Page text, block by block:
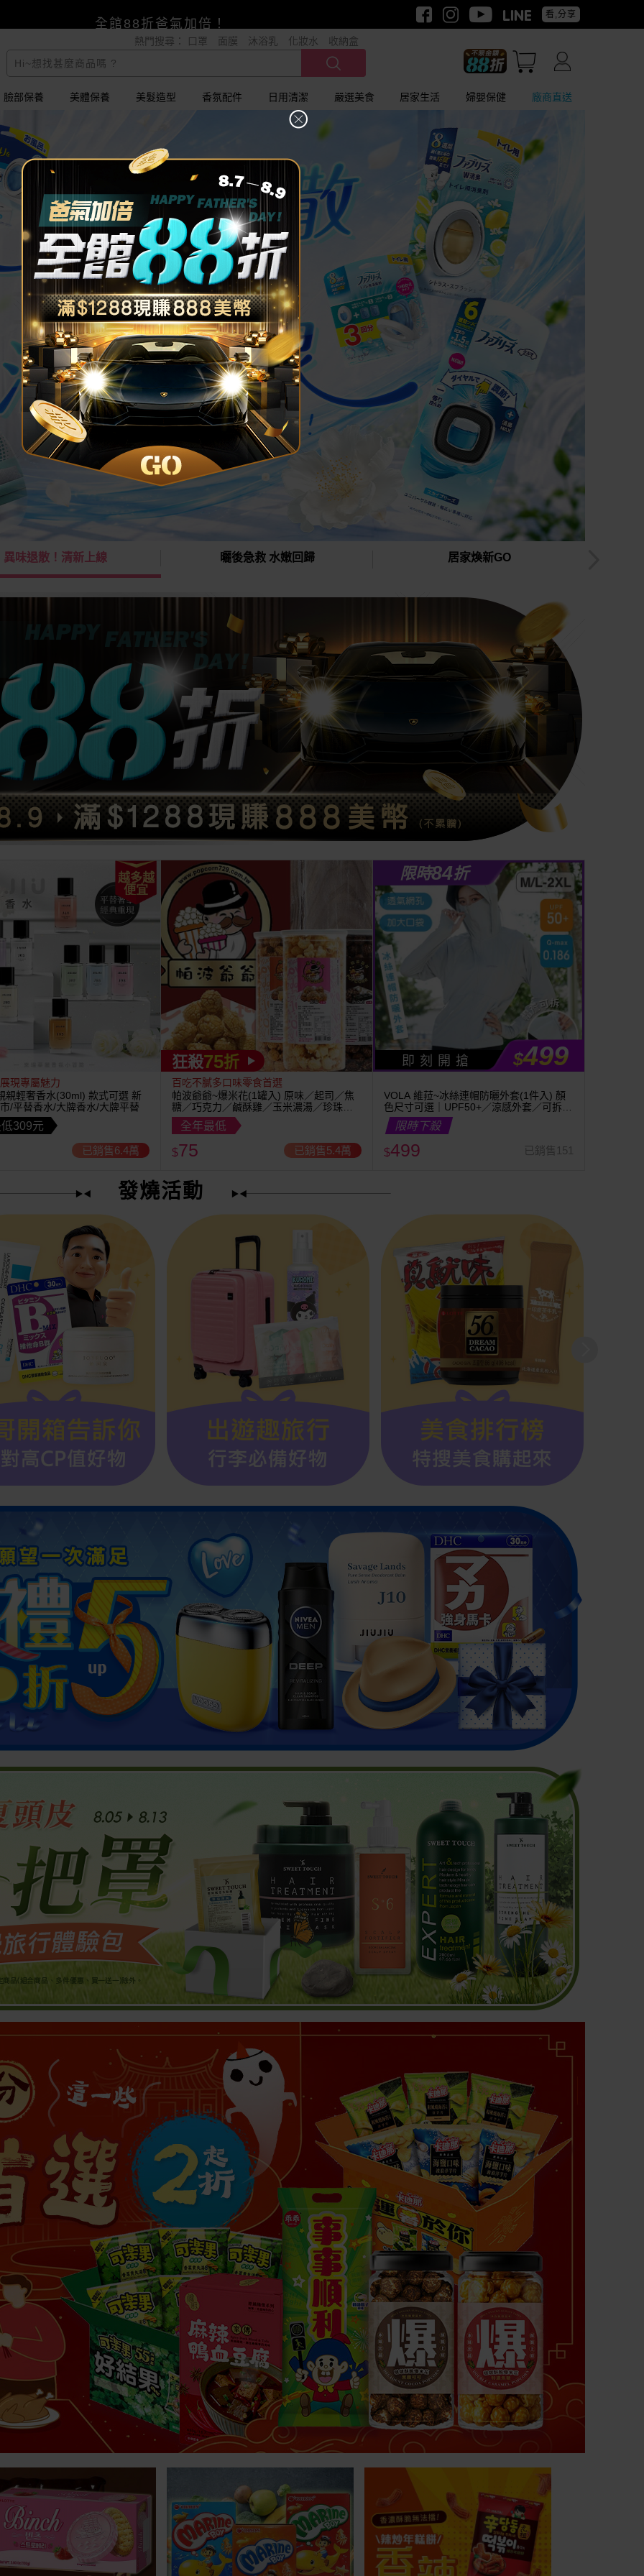
賺美幣~換好禮~立即換GO~
小三美日x全支付~美幣+全點折上折超划算
全館88折爸氣加倍！
看,分享
熱門搜尋： 口罩 面膜 沐浴乳 化妝水 收納盒
臉部保養 美體保養 美髮造型 香氛配件 日用清潔 嚴選美食 居家生活 婦嬰保健 廠商直送
異味退散！清新上線 曬後急救 水嫩回歸 居家煥新GO
越多越
便宜
現專屬魅力
親輕奢香水(30ml) 款式可選 新
/平替香水/大牌香水/大牌平替
309元
已銷售6.4萬
狂殺75折
百吃不膩多口味零食首選
帕波爺爺~爆米花(1罐入) 原味／起司／焦
糖／巧克力／鹹酥雞／玉米濃湯／珍珠奶
茶 款式可選
全年最低
$75 已銷售5.4萬
限時84折
即 刻 開 搶 $499
VOLA 維菈~冰絲連帽防曬外套(1件入) 顏
色尺寸可選｜UPF50+／涼感外套／可拆帽
簷／馬尾孔設計／機車族防曬
限時下殺
$499 已銷售151
發燒活動